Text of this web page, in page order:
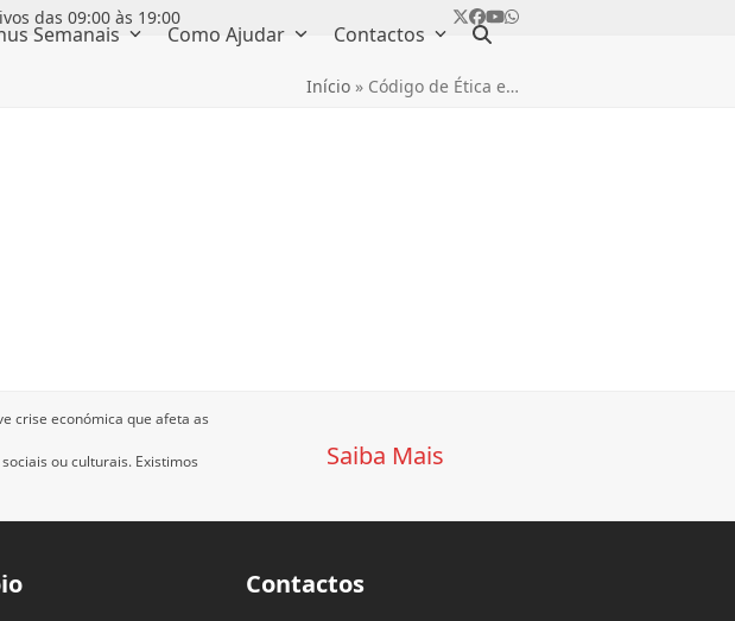
das 09:00 às 19:00 Twitter
Facebook
YouTube
Whatsapp
Semanais Como Ajudar Contactos
Início » Código de Ética e…
crise económica que afeta as
ou culturais. Existimos Saiba Mais
Contactos